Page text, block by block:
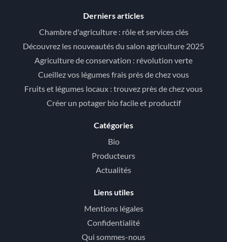
Derniers articles
Chambre d'agriculture : rôle et services clés
Découvrez les nouveautés du salon agriculture 2025
Agriculture de conservation : révolution verte
Cueillez vos légumes frais près de chez vous
Fruits et légumes locaux : trouvez près de chez vous
Créer un potager bio facile et productif
Catégories
Bio
Producteurs
Actualités
Liens utiles
Mentions légales
Confidentialité
Qui sommes-nous